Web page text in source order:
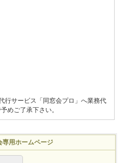
行サービス「同窓会プロ」へ業務代
めご了承下さい。
専用ホームページ